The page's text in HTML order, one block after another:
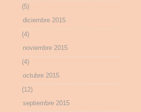
(5)
diciembre 2015
(4)
noviembre 2015
(4)
octubre 2015
(12)
septiembre 2015